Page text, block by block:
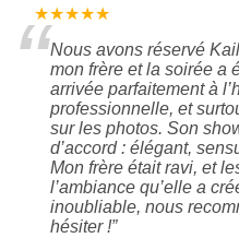
★★★★★
“Nous avons réservé
mon frère et la soirée a
arrivée parfaitement à
professionnelle, et
sur les photos. Son
d’accord : élégant,
Mon frère était ravi, et
l’ambiance qu’elle a
inoubliable, nous
hésiter !”